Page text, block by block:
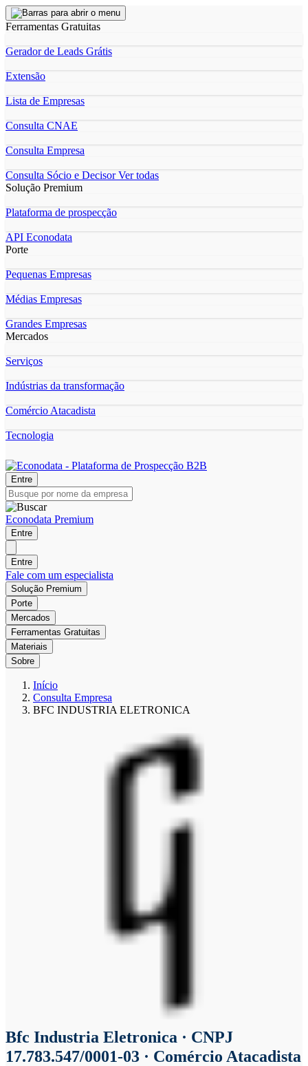
Ferramentas Gratuitas
Gerador de Leads Grátis
Extensão
Lista de Empresas
Consulta CNAE
Consulta Empresa
Consulta Sócio e DecisorVer todas
Solução Premium
Plataforma de prospecção
API Econodata
Porte
Pequenas Empresas
Médias Empresas
Grandes Empresas
Mercados
Serviços
Indústrias da transformação
Comércio Atacadista
Tecnologia
Entre
Econodata Premium
Entre
Entre
Fale com um especialista
Solução Premium
Porte
Mercados
Ferramentas Gratuitas
Materiais
Sobre
Início
Consulta Empresa
BFC INDUSTRIA ELETRONICA
Bfc Industria Eletronica · CNPJ
17.783.547/0001-03 · Comércio Atacadista